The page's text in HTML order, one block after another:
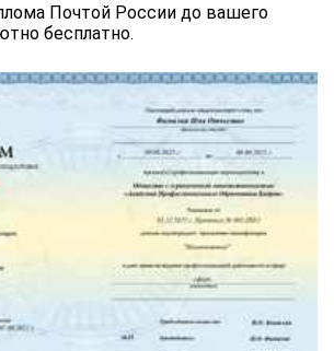
Почтой России до вашего
бесплатно.